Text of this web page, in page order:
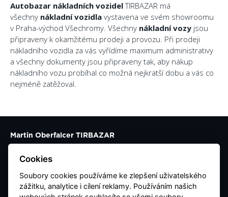
Autobazar nákladních vozidelTIRBAZAR má
všechny nákladní vozidla vystavena ve svém showroomu
v Praha-východ Všechromy. Všechny nákladní vozy jsou
připraveny k okamžitému prodeji a provozu. Při prodeji
nákladního vozidla za vás vyřídíme maximum administrativy
a všechny dokumenty jsou připraveny tak, aby nákup
nákladního vozu probíhal co možná nejkratší dobu a vás co
nejméně zatěžoval.
Martin Oberfalcer TIRBAZAR
Všechromy 46
25163 Strančice
Kontaktujte nás
Cookies
Soubory cookies používáme ke zlepšení uživatelského
zážitku, analytice i cílení reklamy. Používáním našich